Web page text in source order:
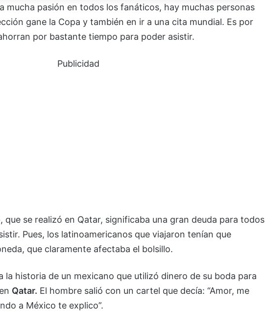
mucha pasión en todos los fanáticos, hay muchas personas
gane la Copa y también en ir a una cita mundial. Es por
por bastante tiempo para poder asistir.
Publicidad
que se realizó en Qatar, significaba una gran deuda para todos
Pues, los latinoamericanos que viajaron tenían que
que claramente afectaba el bolsillo.
la historia de un mexicano que utilizó dinero de su boda para
Qatar. El hombre salió con un cartel que decía: “Amor, me
a México te explico”.